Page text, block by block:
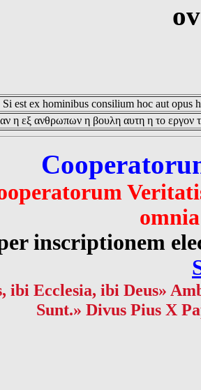
Si est ex hominibus consilium hoc aut opus
η εξ ανθρωπων η βουλη αυτη η το εργον
inscriptionem
ibi Ecclesia, ibi Deus»
Sunt.» Divus Pius X